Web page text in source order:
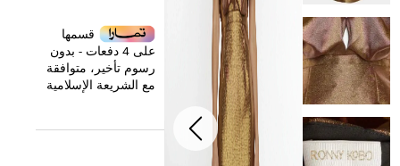
قسمها
على 4 دفعات - بدون
رسوم تأخير، متوافقة
مع الشريعة الإسلامية